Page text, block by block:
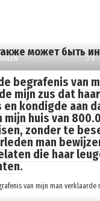
может быть 0
begrafenis van
mijn zus dat
en kondigde aan
mijn huis van
zonder te
man
die haar
van mijn man verklaarde